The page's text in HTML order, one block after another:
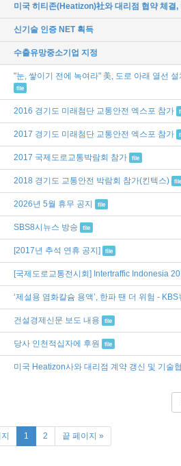
미국 히티존(Heatizon)社와 대리점 협약 체결,
신기술 인증 NET 획득
수출유망중소기업 지정
"눈, 쌓이기 전에 녹여라" 美, 도로 아래 열선
file
2016 경기도 미래첨단 교통안전 엑스포 참가
2017 경기도 미래첨단 교통안전 엑스포 참가
2017 국제도로교통박람회 참가 file
2018 경기도 교통안전 박람회 참가(킨텍스) file
2026년 5월 휴무 공지 file
SBS8시뉴스 방송 file
[2017년 추석 연휴 공지] file
[국제도로교통전시회] Intertraffic Indonesia
‘제설용 염화칼슘 용액’, 한파 땐 더 위험 - KBS
건설경제신문 보도 내용 file
당사 인천적십자에 후원 file
미국 Heatizon사와 대리점 계약 갱신 및 기술
1 2 끝 페이지 »